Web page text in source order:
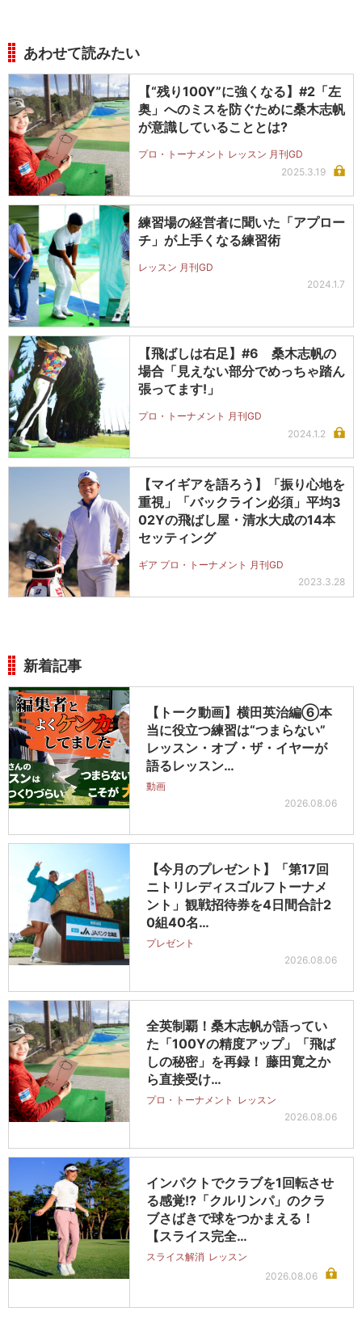
あわせて読みたい
【“残り100Y”に強くなる】#2「左
奥」へのミスを防ぐために桑木志帆
が意識していることとは?
プロ・トーナメント レッスン 月刊GD
2025.3.19
練習場の経営者に聞いた「アプロー
チ」が上手くなる練習術
レッスン 月刊GD
2024.1.7
【飛ばしは右足】#6 桑木志帆の
場合「見えない部分でめっちゃ踏ん
張ってます!」
プロ・トーナメント 月刊GD
2024.1.2
【マイギアを語ろう】「振り心地を
重視」「バックライン必須」平均3
02Yの飛ばし屋・清水大成の14本
セッティング
ギア プロ・トーナメント 月刊GD
2023.3.28
新着記事
【トーク動画】横田英治編⑥本
当に役立つ練習は“つまらない”
レッスン・オブ・ザ・イヤーが
語るレッスン…
動画
2026.08.06
【今月のプレゼント】「第17回
ニトリレディスゴルフトーナメ
ント」観戦招待券を4日間合計2
0組40名…
プレゼント
2026.08.06
全英制覇！桑木志帆が語ってい
た「100Yの精度アップ」「飛ば
しの秘密」を再録！ 藤田寛之か
ら直接受け…
プロ・トーナメント レッスン
2026.08.06
インパクトでクラブを1回転させ
る感覚!?「クルリンパ」のクラ
ブさばきで球をつかまえる！
【スライス完全…
スライス解消 レッスン
2026.08.06